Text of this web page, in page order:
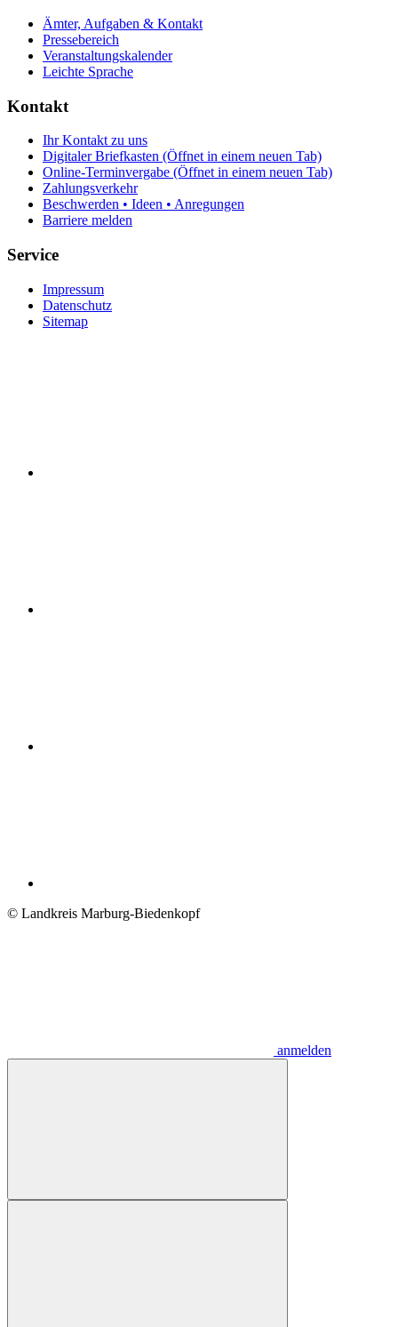
Ämter, Aufgaben & Kontakt
Pressebereich
Veranstaltungskalender
Leichte Sprache
Kontakt
Ihr Kontakt zu uns
Digitaler Briefkasten (Öffnet in einem neuen Tab)
Online-Terminvergabe (Öffnet in einem neuen Tab)
Zahlungsverkehr
Beschwerden • Ideen • Anregungen
Barriere melden
Service
Impressum
Datenschutz
Sitemap
© Landkreis Marburg-Biedenkopf
anmelden